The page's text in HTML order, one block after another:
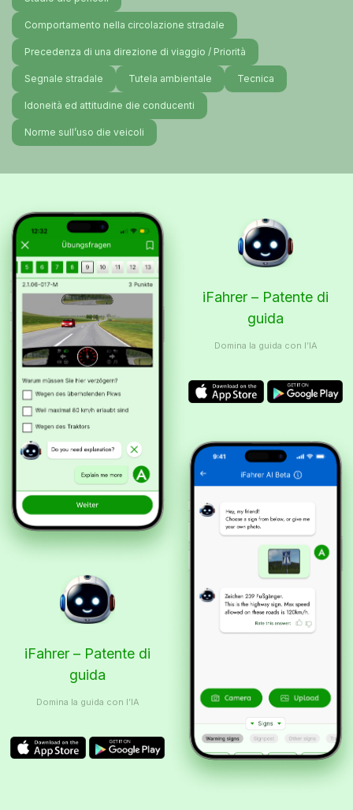
Comportamento nella circolazione stradale
Precedenza di una direzione di viaggio / Priorità
Segnale stradale Tutela ambientale Tecnica
Idoneità ed attitudine die conducenti
Norme sull’uso die veicoli
iFahrer – Patente di
guida
Domina la guida con l’IA
iFahrer – Patente di
guida
Domina la guida con l’IA